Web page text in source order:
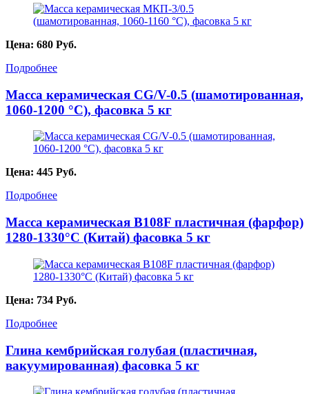
Цена: 680 Руб.
Подробнее
Масса керамическая CG/V-0.5 (шамотированная,
1060-1200 °С), фасовка 5 кг
Цена: 445 Руб.
Подробнее
Масса керамическая B108F пластичная (фарфор)
1280-1330°С (Китай) фасовка 5 кг
Цена: 734 Руб.
Подробнее
Глина кембрийская голубая (пластичная,
вакуумированная) фасовка 5 кг